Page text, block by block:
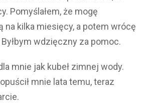
Pomyślałem, że mogę
na kilka miesięcy, a potem wrócę
wdzięczny za pomoc.
mnie jak kubeł zimnej wody.
mnie lata temu, teraz